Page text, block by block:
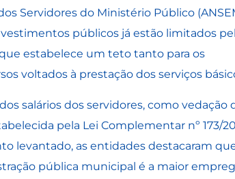
Servidores do Ministério Público
públicos já estão limitados
estabelece um teto tanto para os
voltados à prestação dos serviços
salários dos servidores, como vedação
pela Lei Complementar nº 173/
levantado, as entidades destacaram
pública municipal é a maior